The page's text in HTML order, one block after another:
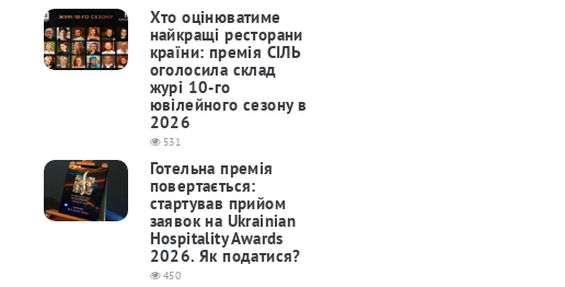
Хто оцінюватиме
найкращі ресторани
країни: премія СІЛЬ
оголосила склад
журі 10-го
ювілейного сезону в
2026
531
Готельна премія
повертається:
cтартував прийом
заявок на Ukrainian
Hospitality Awards
2026. Як податися?
450